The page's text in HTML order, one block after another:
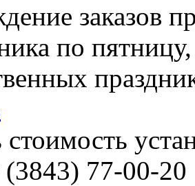
заказов
по
стоимость
(3843) 77-00-20